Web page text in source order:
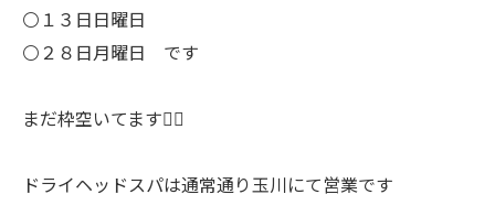
⚪️１３日日曜日
⚪️２８日月曜日 です
まだ枠空いてます🙆‍♂️
ドライヘッドスパは通常通り玉川にて営業です